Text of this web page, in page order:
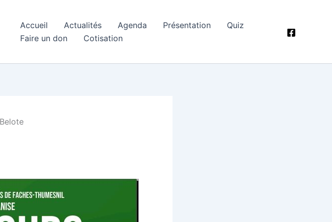
Accueil Actualités Agenda Présentation
Quiz
Faire un don
Cotisation